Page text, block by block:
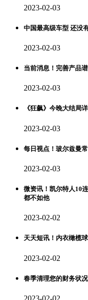
2023-02-03
中国最高级车型 还没
2023-02-03
当前消息！完善产品
2023-02-03
《狂飙》今晚大结局
2023-02-03
每日视点！玻尔兹曼
2023-02-03
微资讯！凯尔特人10
都不如他
2023-02-02
天天短讯！内衣橄榄
2023-02-02
春季清理您的财务状况
2023-02-02